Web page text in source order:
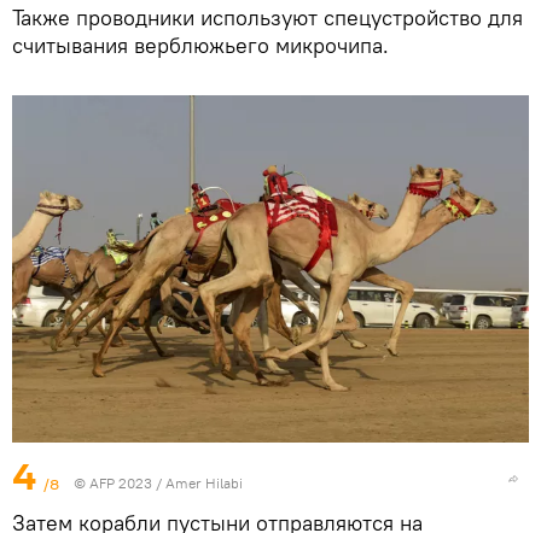
Также проводники используют спецустройство для
считывания верблюжьего микрочипа.
4 /8 © AFP 2023 / Amer Hilabi
Затем корабли пустыни отправляются на